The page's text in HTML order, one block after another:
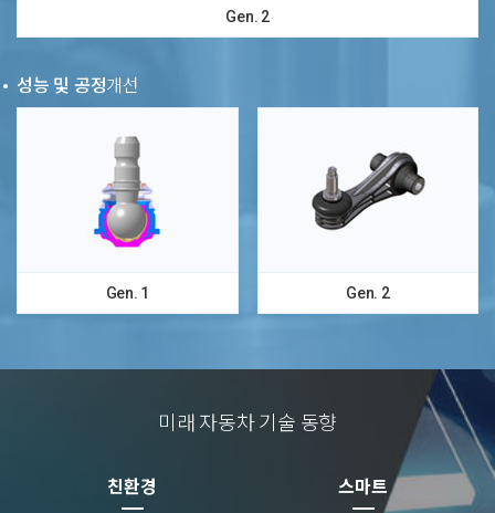
Gen. 2
성능 및 공정개선
Gen. 1 Gen. 2
미래 자동차 기술 동향
친환경 스마트